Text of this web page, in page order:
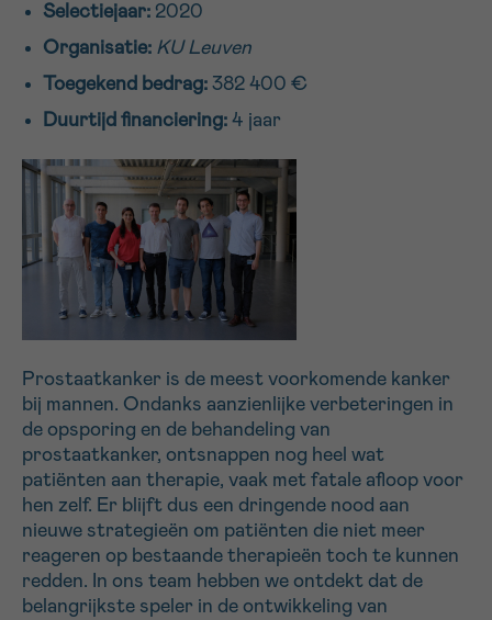
Selectiejaar: 2020
Organisatie: KU Leuven
Toegekend bedrag: 382 400 €
Duurtijd financiering: 4 jaar
Prostaatkanker is de meest voorkomende kanker
bij mannen. Ondanks aanzienlijke verbeteringen in
de opsporing en de behandeling van
prostaatkanker, ontsnappen nog heel wat
patiënten aan therapie, vaak met fatale afloop voor
hen zelf. Er blijft dus een dringende nood aan
nieuwe strategieën om patiënten die niet meer
reageren op bestaande therapieën toch te kunnen
redden. In ons team hebben we ontdekt dat de
belangrijkste speler in de ontwikkeling van
VOORNAAM
EMAIL
MIJN VRAAG
Ik aanvaard de gebruiksvoorwaarden
*VERPLICHT VELD
Sturen
Verder